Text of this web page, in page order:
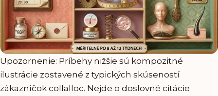
Upozornenie: Príbehy nižšie sú kompozitné
ilustrácie zostavené z typických skúseností
zákazníčok collalloc. Nejde o doslovné citácie